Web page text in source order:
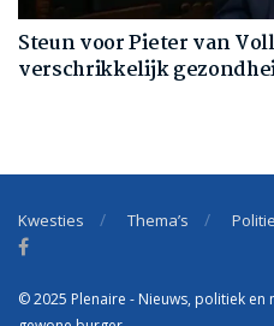
Steun voor Pieter van
verschrikkelijk
Kwesties Thema’s
© 2025 Plenaire - Nieuws, politiek